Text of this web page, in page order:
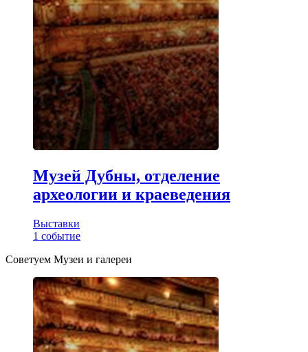
Музей Дубны, отделение
археологии и краеведения
Выставки
1 событие
Советуем Музеи и галереи